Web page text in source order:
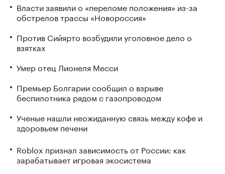
Власти заявили о «переломе положения» из-за
обстрелов трассы «Новороссия»
Против Сийярто возбудили уголовное дело о
взятках
Умер отец Лионеля Месси
Премьер Болгарии сообщил о взрыве
беспилотника рядом с газопроводом
Ученые нашли неожиданную связь между кофе и
здоровьем печени
Roblox признал зависимость от России: как
зарабатывает игровая экосистема